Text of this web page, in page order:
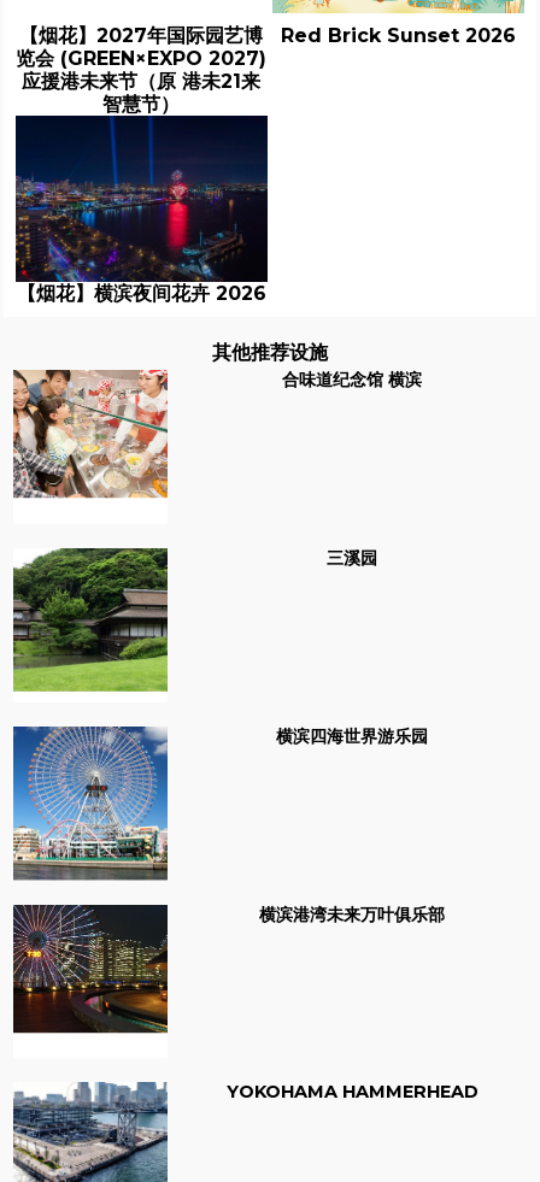
【烟花】2027年国际园艺博
览会 (GREEN×EXPO 2027)
应援港未来节（原 港未21来
智慧节）
Red Brick Sunset 2026
【烟花】横滨夜间花卉 2026
其他推荐设施
合味道纪念馆 横滨
三溪园
横滨四海世界游乐园
横滨港湾未来万叶俱乐部
YOKOHAMA HAMMERHEAD